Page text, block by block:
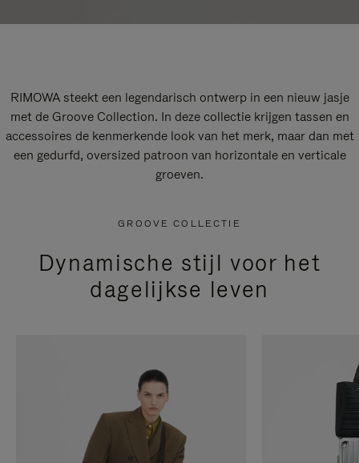
RIMOWA steekt een legendarisch ontwerp in een nieuw jasje
met de Groove Collection. In deze collectie krijgen tassen en
accessoires de kenmerkende look van het merk, maar dan met
een gedurfd, oversized patroon van horizontale en verticale
groeven.
GROOVE COLLECTIE
Dynamische stijl voor het
dagelijkse leven